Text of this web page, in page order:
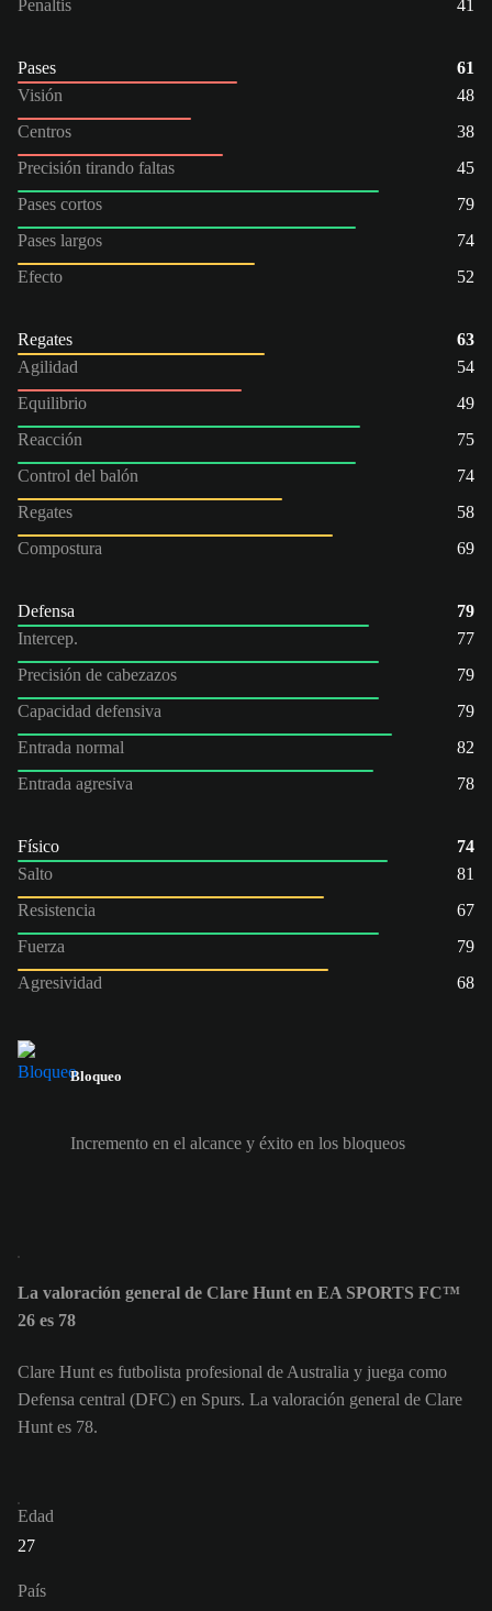
Penaltis
41
Pases
61
Visión
48
Centros
38
Precisión tirando faltas
45
Pases cortos
79
Pases largos
74
Efecto
52
Regates
63
Agilidad
54
Equilibrio
49
Reacción
75
Control del balón
74
Regates
58
Compostura
69
Defensa
79
Intercep.
77
Precisión de cabezazos
79
Capacidad defensiva
79
Entrada normal
82
Entrada agresiva
78
Físico
74
Salto
81
Resistencia
67
Fuerza
79
Agresividad
68
Bloqueo
Incremento en el alcance y éxito en los bloqueos
La valoración general de Clare Hunt en EA SPORTS FC™
26 es 78
Clare Hunt es futbolista profesional de Australia y juega como
Defensa central (DFC) en Spurs. La valoración general de Clare
Hunt es 78.
Edad
27
País